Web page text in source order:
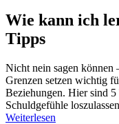
Wie kann ich
Tipps
Nicht nein sagen können
Grenzen setzen wichtig
Beziehungen. Hier sind 5
Schuldgefühle
Weiterlesen